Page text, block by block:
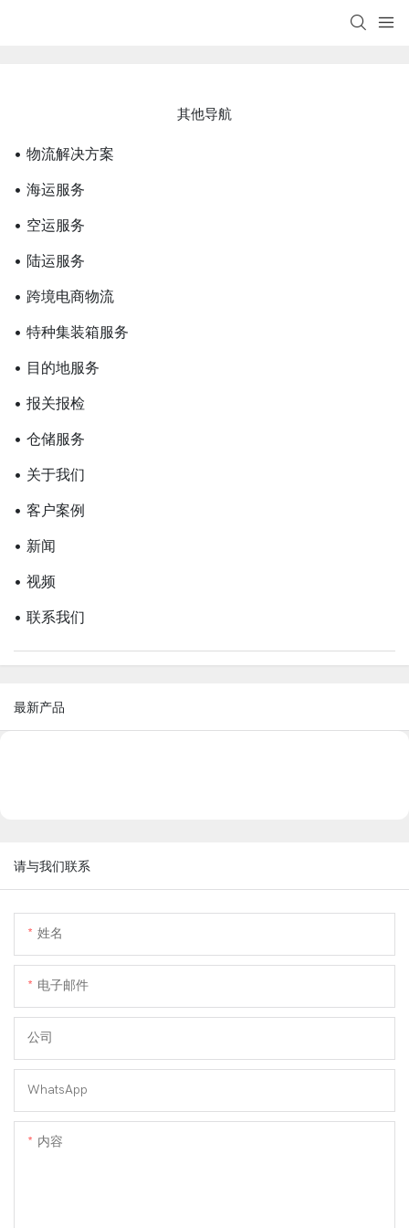
其他导航
• 物流解决方案
• 海运服务
• 空运服务
• 陆运服务
• 跨境电商物流
• 特种集装箱服务
• 目的地服务
• 报关报检
• 仓储服务
• 关于我们
• 客户案例
• 新闻
• 视频
• 联系我们
最新产品
请与我们联系
姓名
电子邮件
公司
WhatsApp
内容